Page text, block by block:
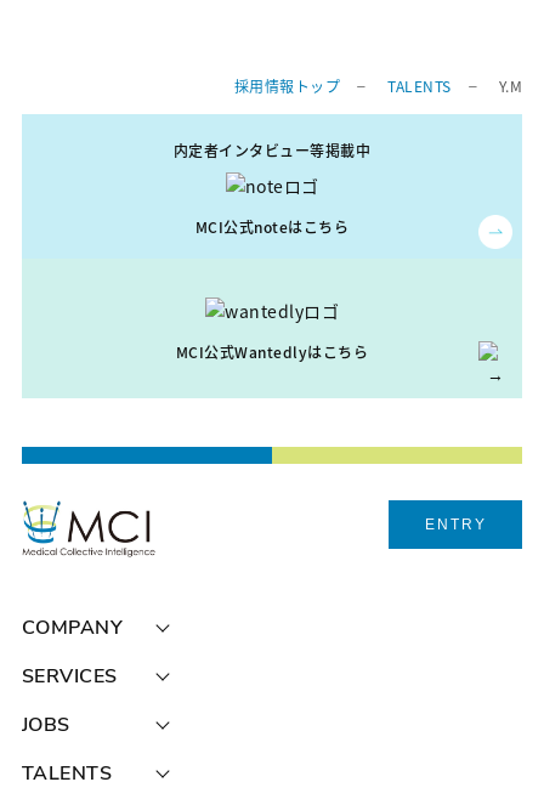
採用情報トップ TALENTS Y.M
内定者インタビュー等掲載中
MCI公式noteはこちら
MCI公式Wantedlyはこちら
COMPANY
SERVICES
JOBS
TALENTS
ENTRY